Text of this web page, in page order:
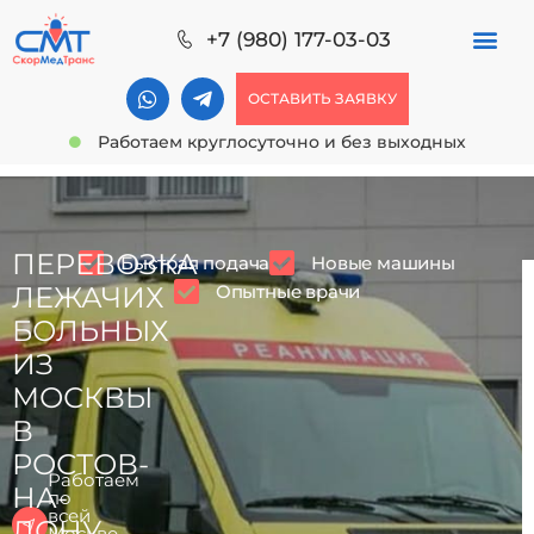
+7 (980) 177-03-03
ОСТАВИТЬ ЗАЯВКУ
Работаем круглосуточно и без выходных
Работаем
по
всей
ПЕРЕВОЗКА
ЛЕЖАЧИХ
БОЛЬНЫХ
ИЗ
МОСКВЫ
В
РОСТОВ-
НА-
Быстрая подача
Новые машины
Опытные врачи